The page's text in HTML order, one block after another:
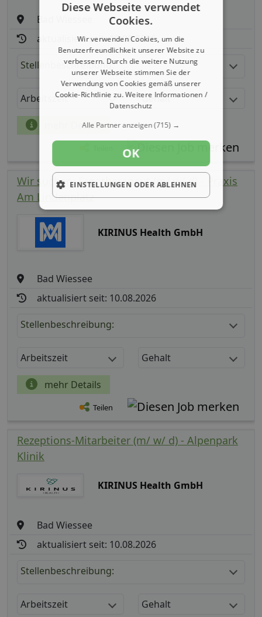
Bad Wiessee
aktualisiert seit: 10.08.2026
Stellenbeschreibung:
Arbeitszeit Gehalt
mehr Details
Wir suchen: Ergotherapeut (m/ w/ d) - Praxis
Am Lindenplatz
KIRINUS Health GmbH
Bad Wiessee
aktualisiert seit: 10.08.2026
Stellenbeschreibung:
Arbeitszeit Gehalt
mehr Details
Teilen
Rezeptions-Mitarbeiter (m/ w/ d) - Alpenpark
Klinik
KIRINUS Health GmbH
Bad Wiessee
aktualisiert seit: 10.08.2026
Stellenbeschreibung:
Arbeitszeit Gehalt
Diese Webseite verwendet
Cookies.
Wir verwenden Cookies, um die
Benutzerfreundlichkeit unserer Website zu
verbessern. Durch die weitere Nutzung
unserer Webseite stimmen Sie der
Verwendung von Cookies gemäß unserer
Cookie-Richtlinie zu.Weitere Informationen /
Datenschutz
Alle Partner anzeigen(715) →
OK
EINSTELLUNGEN ODER ABLEHNEN